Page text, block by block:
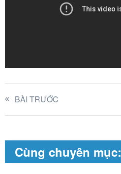
BÀI TRƯỚC
Cùng chuyên mục: